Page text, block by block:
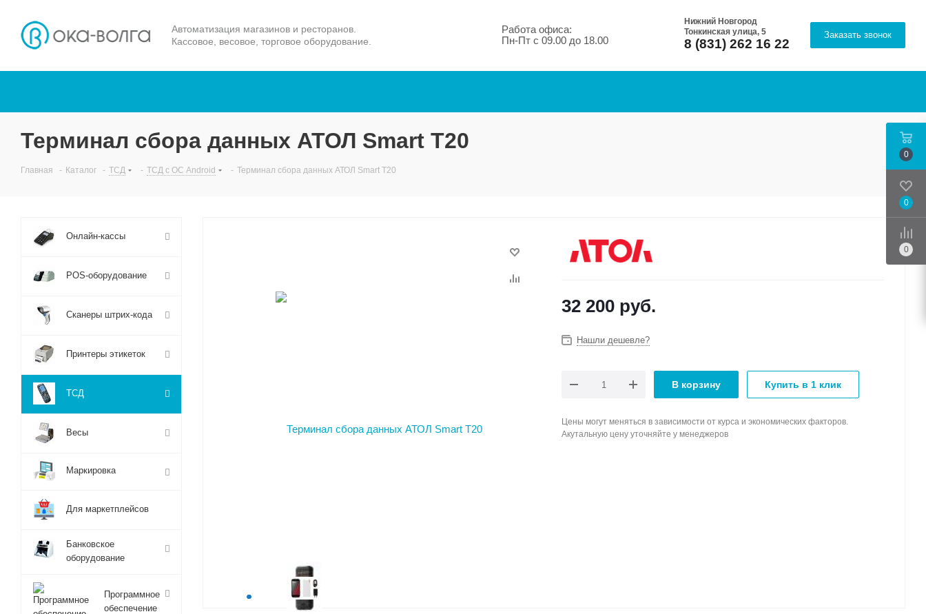
Автоматизация магазинов и ресторанов.
Кассовое, весовое, торговое оборудование.
Работа офиса:
Пн-Пт с 09.00 до 18.00
Нижний Новгород
Тонкинская улица, 5
8 (831) 262 16 22
Заказать звонок
Терминал сбора данных АТОЛ Smart T20
Главная - Каталог - ТСД - ТСД с ОС Android - Терминал сбора данных АТОЛ Smart T20
32 200 руб.
Нашли дешевле?
В корзину Купить в 1 клик
Цены могут меняться в зависимости от курса и экономических факторов.
Акутальную цену уточняйте у менеджеров
Онлайн-кассы
POS-оборудование
Сканеры штрих-кода
Принтеры этикеток
ТСД
Весы
Маркировка
Для маркетплейсов
Банковское
оборудование
Программное
обеспечение
0
0
0